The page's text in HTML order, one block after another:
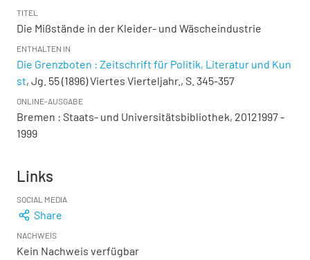
TITEL
Die Mißstände in der Kleider- und Wäscheindustrie
ENTHALTEN IN
Die Grenzboten : Zeitschrift für Politik, Literatur und Kun
st, Jg. 55 (1896) Viertes Vierteljahr., S. 345-357
ONLINE-AUSGABE
Bremen : Staats- und Universitätsbibliothek, 20121997 -
1999
Links
SOCIAL MEDIA
Share
NACHWEIS
Kein Nachweis verfügbar